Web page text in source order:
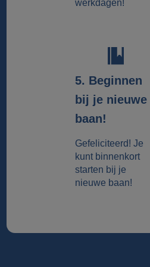
werkdagen!
5. Beginnen
bij je nieuwe
baan!
Gefeliciteerd! Je
kunt binnenkort
starten bij je
nieuwe baan!